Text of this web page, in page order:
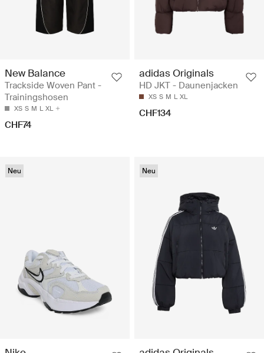
New Balance
Trackside Woven Pant -
Trainingshosen
XS S M L XL
CHF74
adidas Originals
HD JKT - Daunenjacken
XS S M L XL
CHF134
Neu Neu